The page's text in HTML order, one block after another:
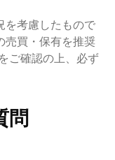
を考慮したもので
売買・保有を推奨
をご確認の上、必ず
問